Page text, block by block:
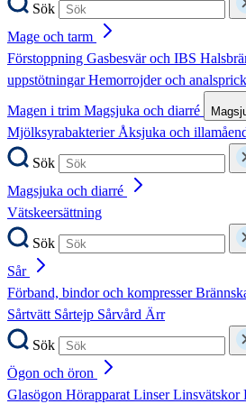
Sök
Mage och tarm
Förstoppning Gasbesvär och IBS
uppstötningarHemorrojder och
Magen i trim Magsjuka och diarré
MjölksyrabakterierÅksjuka och
Sök
Magsjuka och diarré
Vätskeersättning
Sök
Sår
Förband, bindor och kompresser
Sårtvätt Sårtejp Sårvård Ärr
Sök
Ögon och öron
Glasögon HörapparatLinserLinsvätskor